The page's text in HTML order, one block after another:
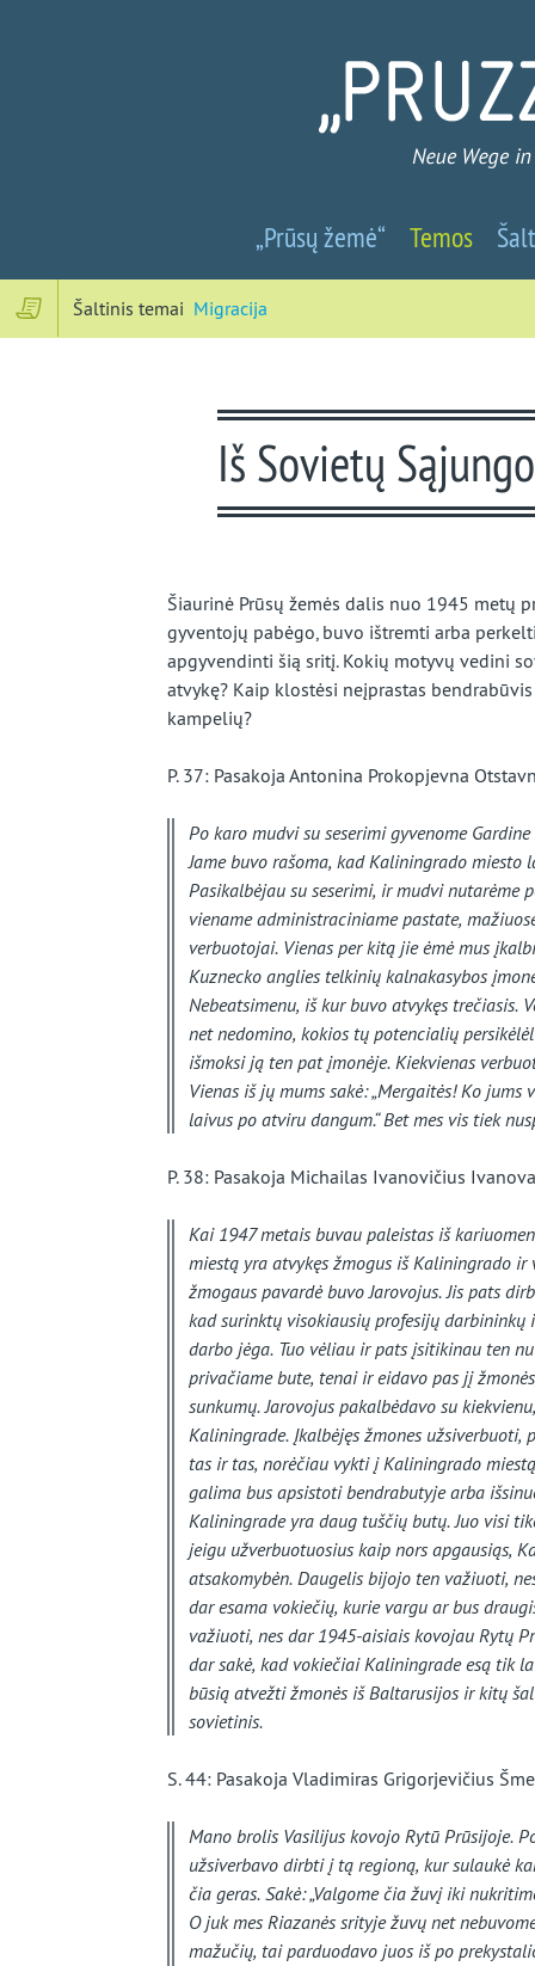
žemė
-
keliai
į
užmirštą
kraštą
„Prūsų žemė“ Temos
Šaltinis temai Migracija
Iš Sovietų
Šiaurinė Prūsų žemės dalis nuo 1945 metų
gyventojų pabėgo, buvo ištremti arba
apgyvendinti šią sritį. Kokių motyvų vedini
atvykę? Kaip klostėsi neįprastas
kampelių?
P. 37: Pasakoja Antonina Prokopjevna
Po karo mudvi su seserimi gyvenome Gardine
Jame buvo rašoma, kad Kaliningrado
Pasikalbėjau su seserimi, ir mudvi
viename administraciniame pastate,
verbuotojai. Vienas per kitą jie ėmė mus
Kuznecko anglies telkinių kalnakasybos
Nebeatsimenu, iš kur buvo atvykęs trečiasis.
net nedomino, kokios tų potencialių
išmoksi ją ten pat įmonėje. Kiekvienas
Vienas iš jų mums sakė: „Mergaitės! Ko
laivus po atviru dangum.“ Bet mes vis tiek
P. 38: Pasakoja Michailas Ivanovičius
Kai 1947 metais buvau paleistas iš
miestą yra atvykęs žmogus iš Kaliningrado
žmogaus pavardė buvo Jarovojus. Jis pats
kad surinktų visokiausių profesijų
darbo jėga. Tuo vėliau ir pats įsitikinau ten
privačiame bute, tenai ir eidavo pas jį
sunkumų. Jarovojus pakalbėdavo su
Kaliningrade. Įkalbėjęs žmones užsiverbuoti,
tas ir tas, norėčiau vykti į Kaliningrado
galima bus apsistoti bendrabutyje arba
Kaliningrade yra daug tuščių butų. Juo visi
jeigu užverbuotuosius kaip nors apgausiąs,
atsakomybėn. Daugelis bijojo ten važiuoti,
dar esama vokiečių, kurie vargu ar bus
važiuoti, nes dar 1945-aisiais kovojau Rytų
dar sakė, kad vokiečiai Kaliningrade esą tik
būsią atvežti žmonės iš Baltarusijos ir kitų
sovietinis.
S. 44: Pasakoja Vladimiras Grigorjevičius
Mano brolis Vasilijus kovojo Rytū Prūsijoje.
užsiverbavo dirbti į tą regioną, kur sulaukė
čia geras. Sakė: „Valgome čia žuvį iki
O juk mes Riazanės srityje žuvų net
mažučių, tai parduodavo juos iš po